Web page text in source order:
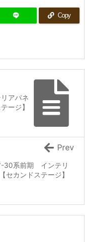
Copy
アパネ
ージ】
-30系前期 インテリ
セカンドステージ】
Prev